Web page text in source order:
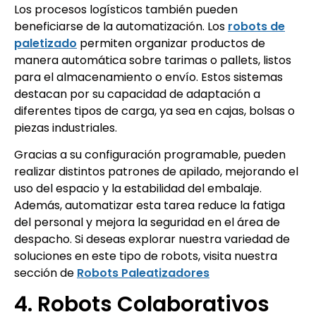
Los procesos logísticos también pueden
beneficiarse de la automatización. Los robots de
paletizado permiten organizar productos de
manera automática sobre tarimas o pallets, listos
para el almacenamiento o envío. Estos sistemas
destacan por su capacidad de adaptación a
diferentes tipos de carga, ya sea en cajas, bolsas o
piezas industriales.
Gracias a su configuración programable, pueden
realizar distintos patrones de apilado, mejorando el
uso del espacio y la estabilidad del embalaje.
Además, automatizar esta tarea reduce la fatiga
del personal y mejora la seguridad en el área de
despacho. Si deseas explorar nuestra variedad de
soluciones en este tipo de robots, visita nuestra
sección de Robots Paleatizadores
4. Robots Colaborativos